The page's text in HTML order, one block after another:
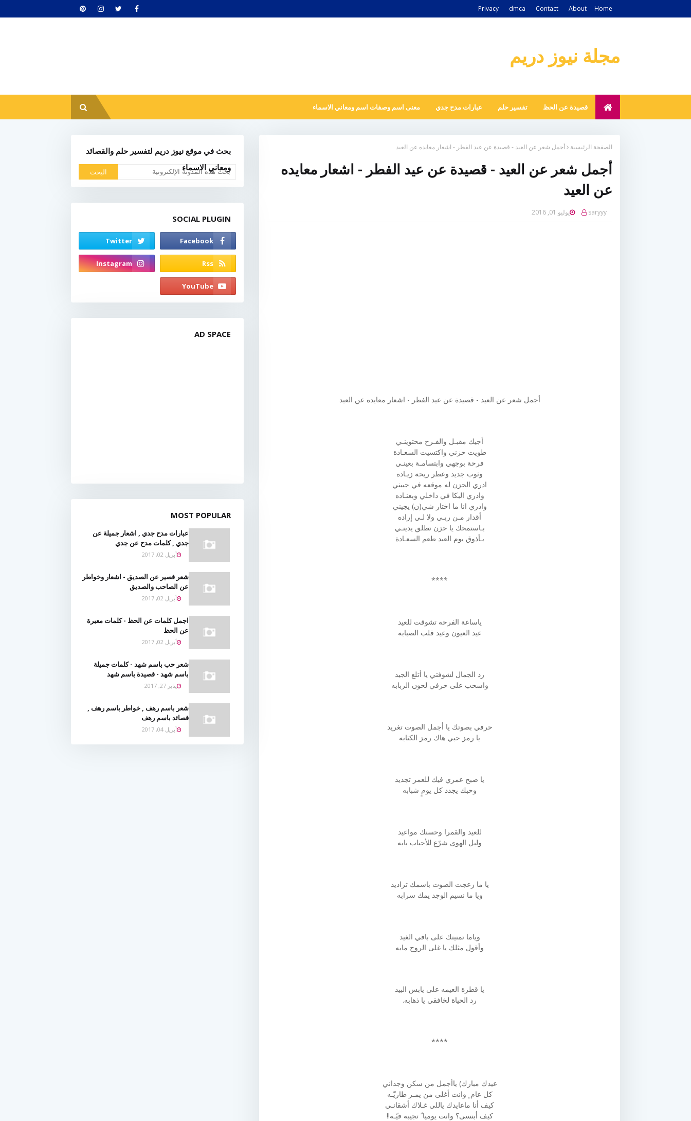
Home
About
Contact
dmca
Privacy
مجلة نيوز دريم
قصيدة عن الحظ تفسير حلم عبارات مدح جدي معنى اسم وصفات اسم ومعاني الاسماء
الصفحة الرئيسية أجمل شعر عن العيد - قصيدة عن عيد الفطر - اشعار معايده عن العيد
أجمل شعر عن العيد - قصيدة عن عيد الفطر - اشعار معايده
عن العيد
saryyy يوليو 01, 2016
أجمل شعر عن العيد - قصيدة عن عيد الفطر - اشعار معايده عن العيد
أجيك مقبـل والفـرح محتوينـي
طويت حزني واكتسيت السعـادة
فرحة بوجهي وابتسامـة بعينـي
وثوب جديد وعطر ريحة زيـادة
ادري الحزن له موقعه في جبيني
وادري البكا في داخلي وبعنـاده
وادري انا ما اختار شي(ن) يجيني
أقدار مـن ربـي ولا لـي إراده
بـاستمحك يا حزن تطلق يدينـي
بـأذوق يوم العيد طعم السعـادة
****
ياساعة الفرحه تشوقت للعيد
عيد العيون وعيد قلب الصبابه
رد الجمال لشوفتي يا أتلع الجيد
واسحب على حرفي لحون الربابه
حرفي بصوتك يا أجمل الصوت تغريد
يا رمز حبي هاك رمز الكتابه
يا صبح عمري فيك للعمر تجديد
وحبك يجدد كل يومٍ شبابه
للعيد والقمرا وحسنك مواعيد
وليل الهوى شرّع للأحباب بابه
يا ما زعجت الصوت باسمك تراديد
ويا ما نسيم الوجد يمك سرابه
وياما تمنيتك على باقي الغيد
وأقول مثلك يا غلى الروح مابه
يا قطرة الغيمه على يابس البيد
رد الحياة لخافقي يا ذهابه.
****
عيدك مبارك) ياأجمل من سكن وجداني
كل عام ٍ وانت أغلى من يمـر طاريّـه
كيف أنا ماعايدك ياللي غـلاك أشقانـي
كيف أبنسى؟ وانت يوميا ً تجيبه فيّـه!!
بحث في موقع نيوز دريم لتفسير حلم والقصائد
ومعاني الاسماء
SOCIAL PLUGIN
AD SPACE
MOST POPULAR
عبارات مدح جدي , اشعار جميلة عن
جدي , كلمات مدح عن جدي
أبريل 02, 2017
شعر قصير عن الصديق - اشعار وخواطر
عن الصاحب والصديق
أبريل 02, 2017
اجمل كلمات عن الحظ - كلمات معبرة
عن الحظ
أبريل 02, 2017
شعر حب باسم شهد - كلمات جميلة
باسم شهد - قصيدة باسم شهد
يناير 27, 2017
شعر باسم رهف , خواطر باسم رهف ,
قصائد باسم رهف
أبريل 04, 2017